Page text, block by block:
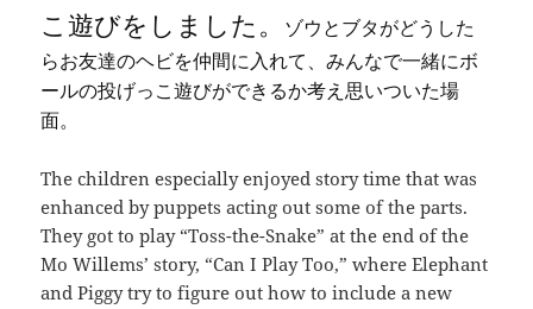
こ遊びをしました。
ゾウとブタがどうした
らお友達のヘビを仲間に入れて、みんなで一緒にボ
ールの投げっこ遊びができるか考え思いついた場
面。
The children especially enjoyed story time that was
enhanced by puppets acting out some of the parts.
They got to play “Toss-the-Snake” at the end of the
Mo Willems’ story, “Can I Play Too,” where Elephant
and Piggy try to figure out how to include a new